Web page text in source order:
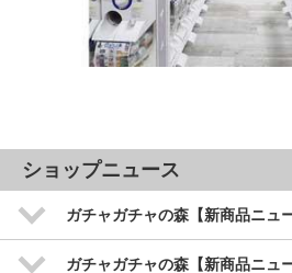
ショップニュース
ガチャガチャの森【新商品ニュー
ガチャガチャの森【新商品ニュー